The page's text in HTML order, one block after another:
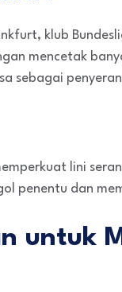
klub
mencetak
sebagai
lini
penentu dan
untuk